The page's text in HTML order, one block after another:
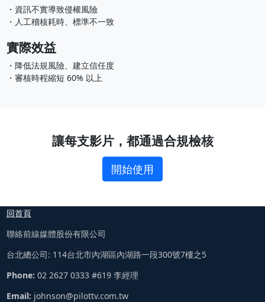
・資訊不實導致侵權風險
・人工稽核耗時、標準不一致
實際效益
・降低法規風險、建立信任度
・審核時程縮短 60% 以上
讓每支影片，都通過合規檢核
開始使用
回首頁
聯絡前線媒體股份有限公司
台北總公司: 114台北市內湖區內湖路一段300號7樓之5
Phone: 02 2627 0333 #619 李經理
Email: johnson@pilottv.com.tw